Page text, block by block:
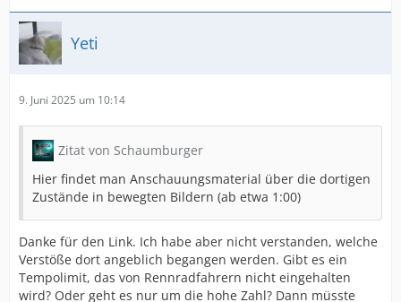
Yeti
9. Juni 2025 um 10:14
Zitat von Schaumburger
Hier findet man Anschauungsmaterial über die dortigen
Zustände in bewegten Bildern (ab etwa 1:00)
Danke für den Link. Ich habe aber nicht verstanden, welche
Verstöße dort angeblich begangen werden. Gibt es ein
Tempolimit, das von Rennradfahrern nicht eingehalten
wird? Oder geht es nur um die hohe Zahl? Dann müsste